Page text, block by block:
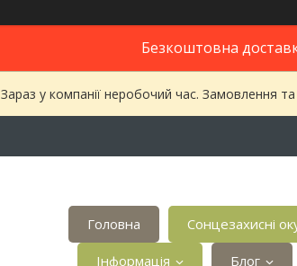
Безкоштовна
Зараз у компанії неробочий час. Замовлення
Головна Сонцезахисні
Інформація Блог